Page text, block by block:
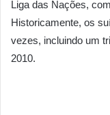
Liga das Nações,
Historicamente, os
vezes, incluindo um
2010.